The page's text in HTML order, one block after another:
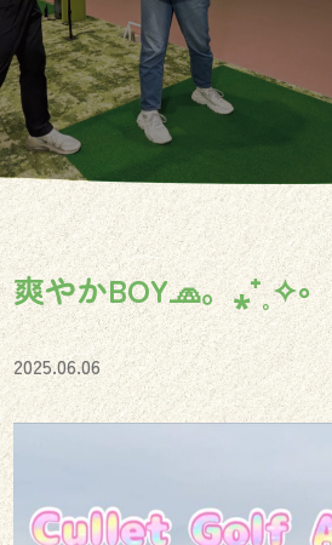
爽やかBOY🧢。⁎⁺˳✧༚
2025.06.06